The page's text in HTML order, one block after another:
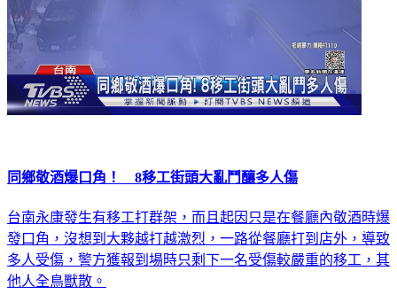
同鄉敬酒爆口角！ 8移工街頭大亂鬥釀多人傷
台南永康發生有移工打群架，而且起因只是在餐廳內敬酒時爆
發口角，沒想到大夥越打越激烈，一路從餐廳打到店外，導致
多人受傷，警方獲報到場時只剩下一名受傷較嚴重的移工，其
他人全鳥獸散。